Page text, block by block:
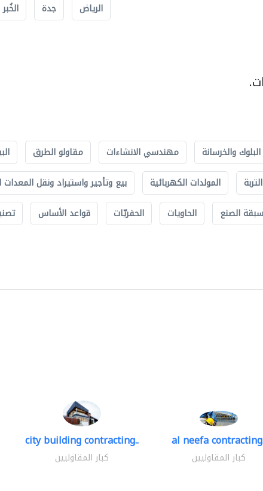
الرياض جدة الخُبر
والخرسانة مهندسي الانشاءات مقاولو الطرق
المولدات الكهربائية بيع وتأجير واستيراد ونقل المعدات
الصنع الحاويات الحفريّات قواعد الأساس
city building contracting..
كبار المقاوليين
al neefa
كبار المقاوليين